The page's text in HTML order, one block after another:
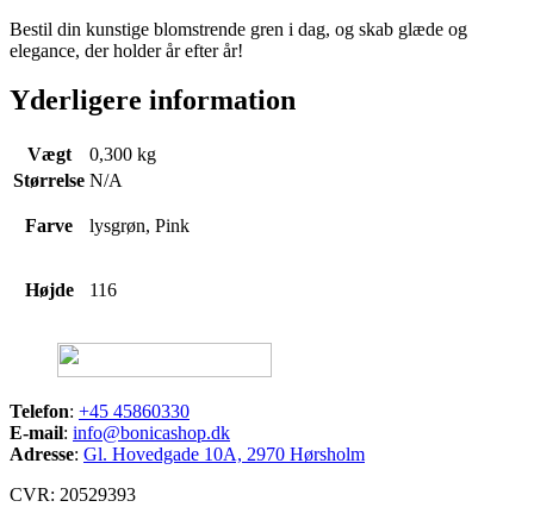
Bestil din kunstige blomstrende gren i dag, og skab glæde og
elegance, der holder år efter år!
Yderligere information
Vægt
0,300 kg
Størrelse N/A
Farve lysgrøn, Pink
Højde 116
Telefon: +45 45860330
E-mail: info@bonicashop.dk
Adresse: Gl. Hovedgade 10A, 2970 Hørsholm
CVR: 20529393